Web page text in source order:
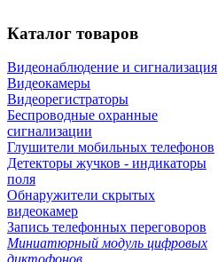
Каталог товаров
Видеонаблюдение и сигнализация
Видеокамеры
Видеорегистраторы
Беспроводные охранные
сигнализации
Глушители мобильных телефонов
Детекторы жучков - индикаторы
поля
Обнаружители скрытых
видеокамер
Запись телефонных переговоров
Миниатюрный модуль цифровых